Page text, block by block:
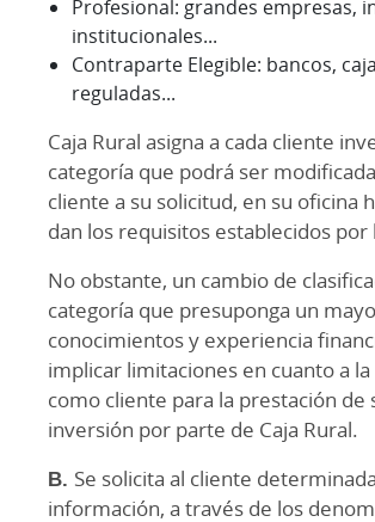
Profesional: grandes empresas,
institucionales...
Contraparte Elegible: bancos,
reguladas...
Caja Rural asigna a cada cliente
categoría que podrá ser
cliente a su solicitud, en su oficina
dan los requisitos establecidos por
No obstante, un cambio de
categoría que presuponga un
conocimientos y experiencia
implicar limitaciones en cuanto a
como cliente para la prestación de
inversión por parte de Caja Rural.
B. Se solicita al cliente determinada
información, a través de los